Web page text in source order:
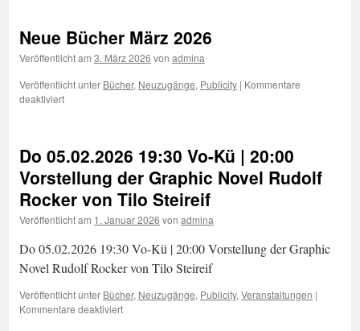
Neue Bücher März 2026
Veröffentlicht am 3. März 2026 von admina
Veröffentlicht unter Bücher, Neuzugänge, Publicity | Kommentare
deaktiviertfür
2026
Do 05.02.2026 19:30 Vo-Kü | 20:00
Vorstellung der Graphic Novel Rudolf
Rocker von Tilo Steireif
Veröffentlicht am 1. Januar 2026 von admina
Do 05.02.2026 19:30 Vo-Kü | 20:00 Vorstellung der Graphic
Novel Rudolf Rocker von Tilo Steireif
Veröffentlicht unter Bücher, Neuzugänge, Publicity, Veranstaltungen |
Kommentare deaktiviertfür